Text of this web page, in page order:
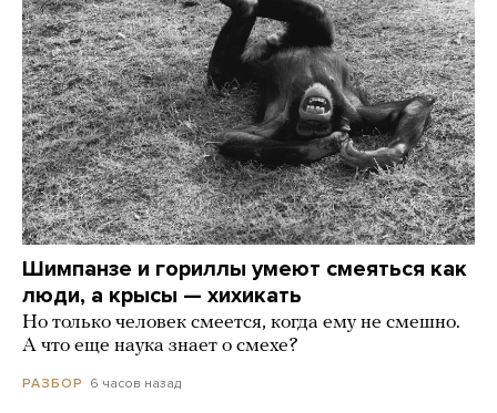
Шимпанзе и гориллы умеют смеяться как
люди, а крысы — хихикать
Но только человек смеется, когда ему не смешно.
А что еще наука знает о смехе?
РАЗБОР 6 часов назад